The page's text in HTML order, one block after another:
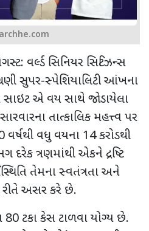
વર્લ્ડ સિનિયર સિટિઝન્સ
સુપર-સ્પેશિયાલિટી આંખના
સાઇટ એ વય સાથે જોડાયેલા
તાત્કાલિક મહત્ત્વ પર
વધુ વયના 14 કરોડથી
ત્રણમાંથી એકને દ્રષ્ટિ
તેમના સ્વતંત્રતા અને
રીતે અસર કરે છે.
80 ટકા કેસ ટાળવા યોગ્ય છે.